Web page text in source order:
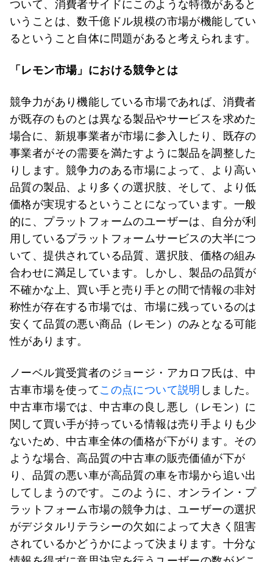
ついて、消費者サイドにこのような特徴があると
いうことは、数千億ドル規模の市場が機能してい
るということ自体に問題があると考えられます。
「レモン市場」における競争とは
競争力があり機能している市場であれば、消費者
が既存のものとは異なる製品やサービスを求めた
場合に、新規事業者が市場に参入したり、既存の
事業者がその需要を満たすように製品を調整した
りします。競争力のある市場によって、より高い
品質の製品、より多くの選択肢、そして、より低
価格が実現するということになっています。一般
的に、プラットフォームのユーザーは、自分が利
用しているプラットフォームサービスの大半につ
いて、提供されている品質、選択肢、価格の組み
合わせに満足しています。しかし、製品の品質が
不確かな上、買い手と売り手との間で情報の非対
称性が存在する市場では、市場に残っているのは
安くて品質の悪い商品（レモン）のみとなる可能
性があります。
ノーベル賞受賞者のジョージ・アカロフ氏は、中
古車市場を使ってこの点について説明 しました。
中古車市場では、中古車の良し悪し（レモン）に
関して買い手が持っている情報は売り手よりも少
ないため、中古車全体の価格が下がります。その
ような場合、高品質の中古車の販売価値が下が
り、品質の悪い車が高品質の車を市場から追い出
してしまうのです。このように、オンライン・プ
ラットフォーム市場の競争力は、ユーザーの選択
がデジタルリテラシーの欠如によって大きく阻害
されているかどうかによって決まります。十分な